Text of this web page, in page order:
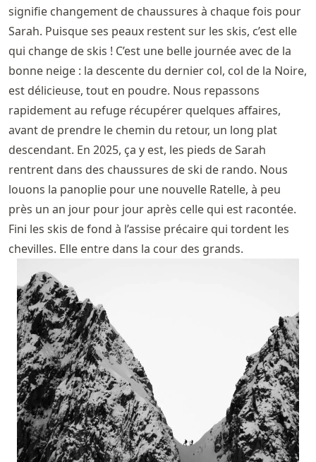
signifie changement de chaussures à chaque fois pour
Sarah. Puisque ses peaux restent sur les skis, c’est elle
qui change de skis ! C’est une belle journée avec de la
bonne neige : la descente du dernier col, col de la Noire,
est délicieuse, tout en poudre. Nous repassons
rapidement au refuge récupérer quelques affaires,
avant de prendre le chemin du retour, un long plat
descendant. En 2025, ça y est, les pieds de Sarah
rentrent dans des chaussures de ski de rando. Nous
louons la panoplie pour une nouvelle Ratelle, à peu
près un an jour pour jour après celle qui est racontée.
Fini les skis de fond à l’assise précaire qui tordent les
chevilles. Elle entre dans la cour des grands.